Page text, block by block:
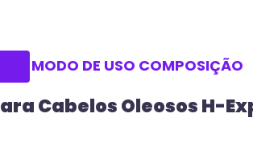
MODO DE USO COMPOSIÇÃO
Cabelos Oleosos H-